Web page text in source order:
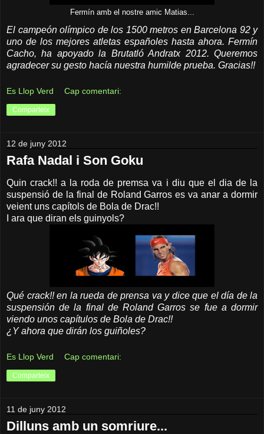
Fermín amb el nostre amic Matias...
El campeón olímpico de los 1500 metros en Barcelona 92 y
uno de los mejores atletas españoles hasta ahora. Fermín
Cacho, ha apoyado la Brutatló Andratx 2012. Queremos
agradecer su gesto hacía nuestra humilde prueba. Gracias!!
Es Llop Verd Cap comentari:
Comparteix
12 de juny 2012
Rafa Nadal i Son Goku
Quin crack!! a la roda de premsa va i diu que el dia de la
suspensió de la final de Roland Garros es va anar a dormir
veient uns capítols de Bola de Drac!!
I ara que diran els guinyols?
Qué crack!! en la rueda de prensa va y dice que el día de la
suspensión de la final de Roland Garros se fue a dormir
viendo unos capítulos de Bola de Drac!!
¿Y ahora que dirán los guiñoles?
Es Llop Verd Cap comentari:
Comparteix
11 de juny 2012
Dilluns amb un somriure...